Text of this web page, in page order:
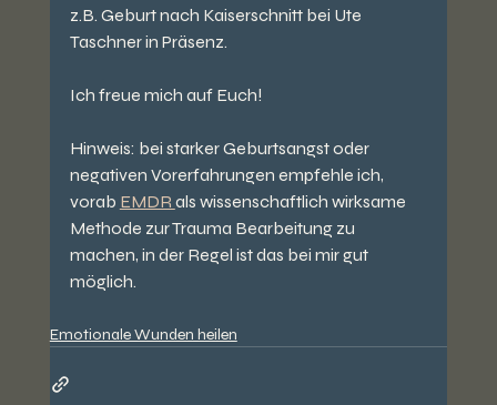
z.B. Geburt nach Kaiserschnitt bei Ute
Taschner in Präsenz.
Ich freue mich auf Euch!
Hinweis: bei starker Geburtsangst oder
negativen Vorerfahrungen empfehle ich,
vorab EMDR als wissenschaftlich wirksame
Methode zur Trauma Bearbeitung zu
machen, in der Regel ist das bei mir gut
möglich.
Emotionale Wunden heilen